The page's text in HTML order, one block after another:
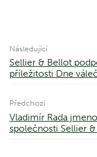
Následující
Sellier & Bellot
příležitosti Dne
Předchozí
Vladimír Rada
společnosti Sellier